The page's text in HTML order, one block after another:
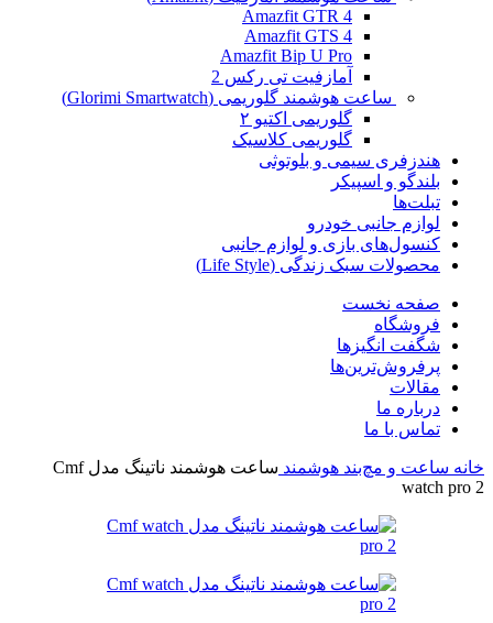
Amazfit GTR 4
Amazfit GTS 4
Amazfit Bip U Pro
آمازفیت تی رکس 2
ساعت هوشمند گلوریمی (Glorimi Smartwatch)
گلوریمی اکتیو ۲
گلوریمی کلاسیک
هندزفری سیمی و بلوتوثی
بلندگو و اسپیکر
تبلت‌ها
لوازم جانبی خودرو
کنسول‌های بازی و لوازم جانبی
محصولات سبک زندگی (Life Style)
صفحه نخست
فروشگاه
شگفت انگیزها
پرفروش‌ترین‌ها
مقالات
درباره ما
تماس با ما
خانه ساعت و مچ‌بند هوشمند
ساعت هوشمند ناتینگ مدل Cmf
watch pro 2